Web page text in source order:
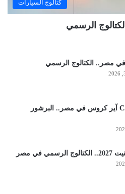
كتالوج السيارات
الرسمي
سيتروين C3 آير كروس في مصر.. البرشور
في مصر